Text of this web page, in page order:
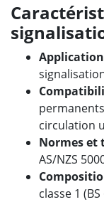
Application
circulation
Normes et
AS/NZS
classe 1